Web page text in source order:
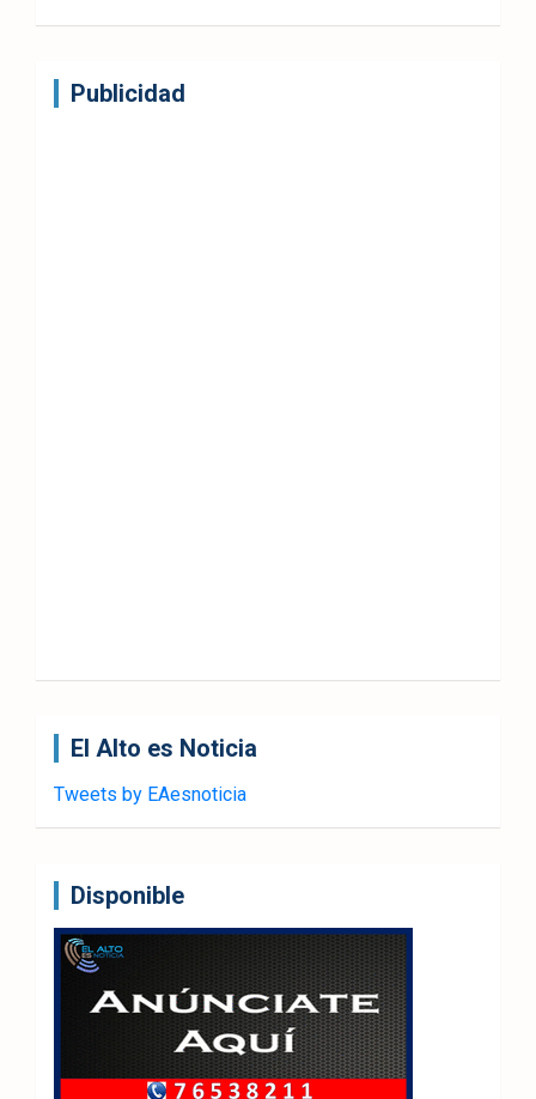
Publicidad
El Alto es Noticia
Tweets by EAesnoticia
Disponible